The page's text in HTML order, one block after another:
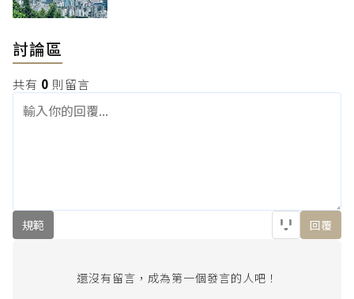
討論區
共有 0 則留言
規範 回覆
還沒有留言，成為第一個發言的人吧！